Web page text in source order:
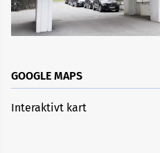
GOOGLE MAPS
Interaktivt kart